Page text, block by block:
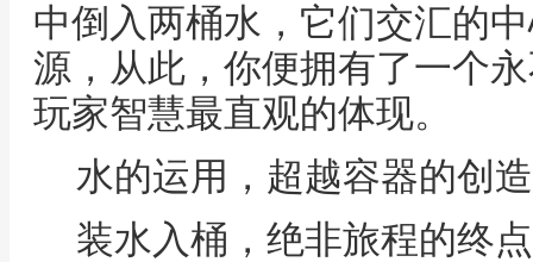
中倒入两桶水，它们交汇的
源，从此，你便拥有了一个
玩家智慧最直观的体现。
水的运用，超越容器的创
装水入桶，绝非旅程的终